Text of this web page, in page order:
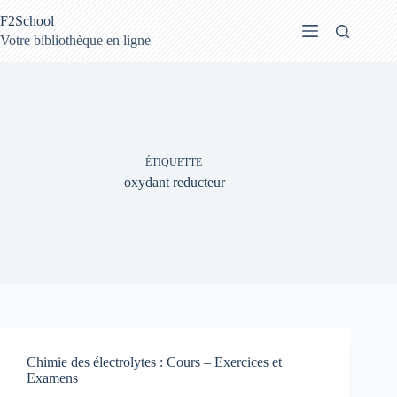
au
contenu
F2School
Votre bibliothèque en ligne
ÉTIQUETTE
oxydant reducteur
Chimie des électrolytes : Cours – Exercices et
Examens